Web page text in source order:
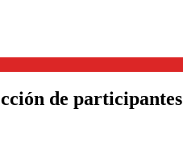
de participantes